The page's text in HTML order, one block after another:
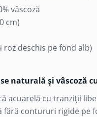
vâscoză
cm)
deschis pe fond alb)
naturală și vâscoză
acuarelă cu tranziții
fără contururi rigide pe